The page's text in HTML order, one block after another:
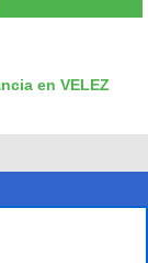
en VELEZ